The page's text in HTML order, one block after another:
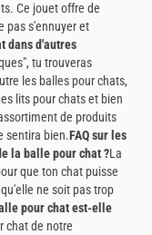
Ce jouet offre de
pas s'ennuyer et
dans d'autres
tu trouveras
les balles pour chats,
lits pour chats et bien
de produits
sentira bien.FAQ sur les
la balle pour chat ?La
que ton chat puisse
ne soit pas trop
pour chat est-elle
chat de notre